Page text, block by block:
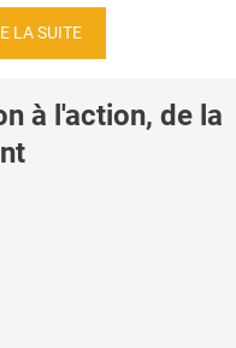
LA SUITE
à l'action, de la